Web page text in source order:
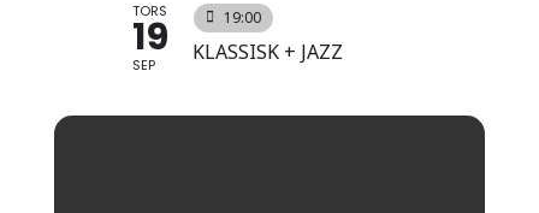
TORS
19
SEP
19:00
KLASSISK + JAZZ